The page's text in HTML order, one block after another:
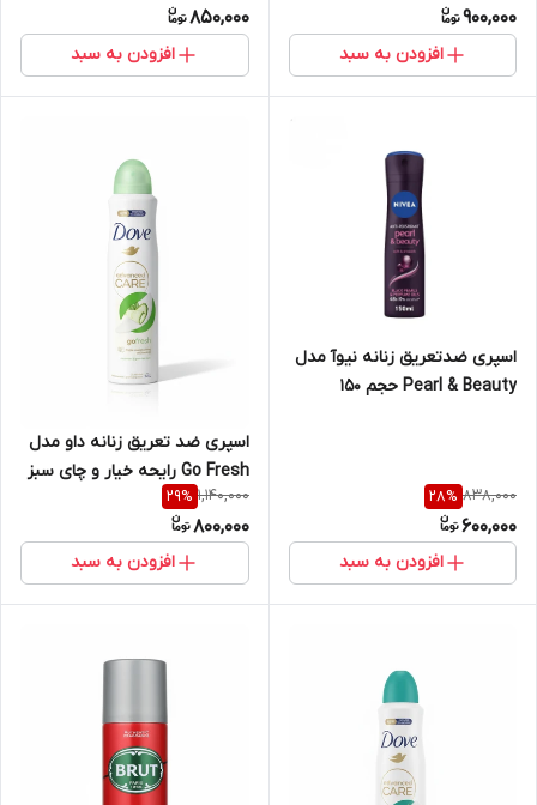
900,000
افزودن به سبد
850,000
افزودن به سبد
اسپری ضدتعریق زنانه نیوآ مدل
Pearl & Beauty حجم 150
838,000
28%
600,000
افزودن به سبد
اسپری ضد تعریق زنانه داو مدل
Go Fresh رایحه خیار و چای سبز
۲۵۰ میل
1,140,000
29%
800,000
افزودن به سبد